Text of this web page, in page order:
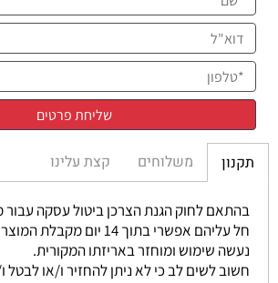
תקנון משלוחים קצת עלינו
בהתאם לחוק הגנת הצרכן ביטול עסקה עבור
חל עליהם אפשרי בתוך 14 יום
נעשה שימוש ומוחזר באריזתו המקורית.
חשוב לשים לב כי לא ניתן להחזיר ו/או לבטל